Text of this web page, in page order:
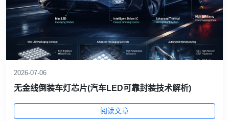
2026-07-06
无金线倒装车灯芯片(汽车LED可靠封装技术解析)
阅读文章